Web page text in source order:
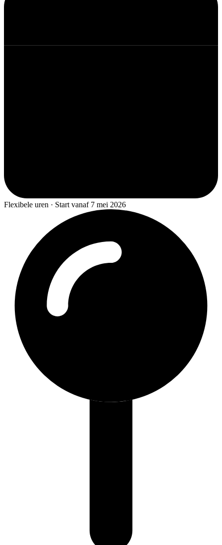
Flexibele uren · Start vanaf 7 mei 2026